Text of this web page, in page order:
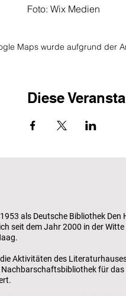
Foto: Wix Medien
Maps wurde aufgrund der
Diese
als Deutsche Bibliothek Den
seit dem Jahr 2000 in der Witte
Aktivitäten des
Nachbarschaftsbibliothek für das